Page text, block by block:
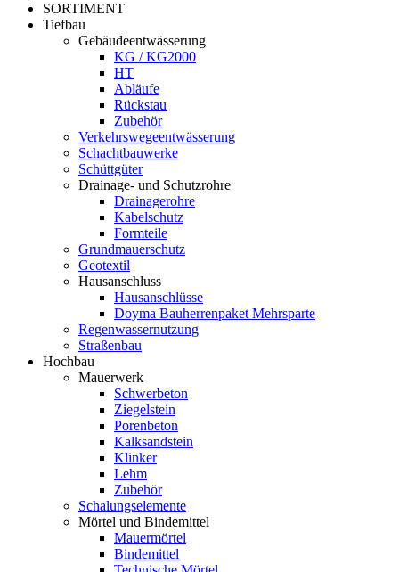
SORTIMENT
Tiefbau
Gebäudeentwässerung
KG / KG2000
HT
Abläufe
Rückstau
Zubehör
Verkehrswegeentwässerung
Schachtbauwerke
Schüttgüter
Drainage- und Schutzrohre
Drainagerohre
Kabelschutz
Formteile
Grundmauerschutz
Geotextil
Hausanschluss
Hausanschlüsse
Doyma Bauherrenpaket Mehrsparte
Regenwassernutzung
Straßenbau
Hochbau
Mauerwerk
Schwerbeton
Ziegelstein
Porenbeton
Kalksandstein
Klinker
Lehm
Zubehör
Schalungselemente
Mörtel und Bindemittel
Mauermörtel
Bindemittel